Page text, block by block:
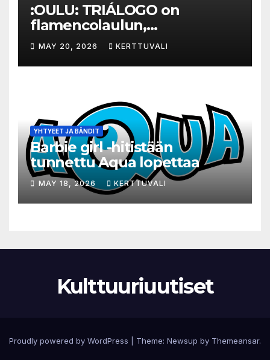
:OULU: TRIÁLOGO on
flamencolaulun,
elektronisen musiikin ja
hylätyn tilan välinen trialogi
MAY 20, 2026 KERTTUVALI
YHTYEET JA BÄNDIT
Barbie girl -hitistään
tunnettu Aqua lopettaa
MAY 18, 2026 KERTTUVALI
Kulttuuriuutiset
Proudly powered by WordPress Theme: Newsup by Themeansar.